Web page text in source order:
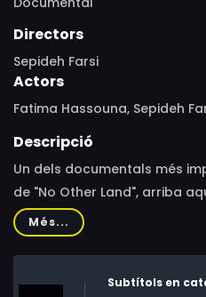
Directors
Sepideh Farsi
Actors
Fatima Hassouna, Sepideh
Descripció
Un dels documentals més
de "No Other Land", arriba
la fotoperiodista palestina
assassinada poc abans de
Festival de Canes.La
Hassouna documenta la
Més...
Subtítols en